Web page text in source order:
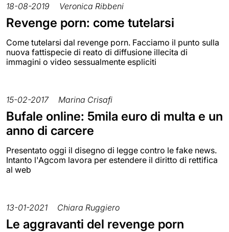
18-08-2019 Veronica Ribbeni
Revenge porn: come tutelarsi
Come tutelarsi dal revenge porn. Facciamo il punto sulla
nuova fattispecie di reato di diffusione illecita di
immagini o video sessualmente espliciti
15-02-2017 Marina Crisafi
Bufale online: 5mila euro di multa e un
anno di carcere
Presentato oggi il disegno di legge contro le fake news.
Intanto l'Agcom lavora per estendere il diritto di rettifica
al web
13-01-2021 Chiara Ruggiero
Le aggravanti del revenge porn